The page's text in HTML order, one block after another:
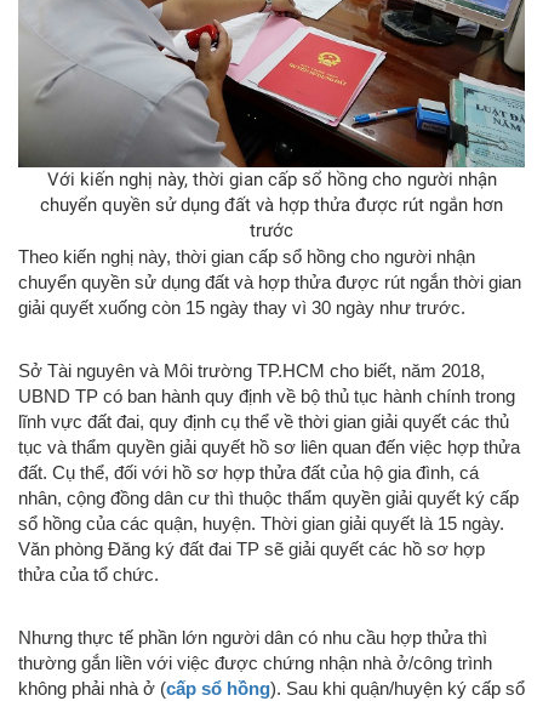
Với kiến nghị này, thời gian cấp sổ hồng cho người nhận
chuyển quyền sử dụng đất và hợp thửa được rút ngắn hơn
trước
Theo kiến nghị này, thời gian cấp sổ hồng cho người nhận
chuyển quyền sử dụng đất và hợp thửa được rút ngắn thời gian
giải quyết xuống còn 15 ngày thay vì 30 ngày như trước.
Sở Tài nguyên và Môi trường TP.HCM cho biết, năm 2018,
UBND TP có ban hành quy định về bộ thủ tục hành chính trong
lĩnh vực đất đai, quy định cụ thể về thời gian giải quyết các thủ
tục và thẩm quyền giải quyết hồ sơ liên quan đến việc hợp thửa
đất. Cụ thể, đối với hồ sơ hợp thửa đất của hộ gia đình, cá
nhân, cộng đồng dân cư thì thuộc thẩm quyền giải quyết ký cấp
sổ hồng của các quận, huyện. Thời gian giải quyết là 15 ngày.
Văn phòng Đăng ký đất đai TP sẽ giải quyết các hồ sơ hợp
thửa của tổ chức.
Nhưng thực tế phần lớn người dân có nhu cầu hợp thửa thì
thường gắn liền với việc được chứng nhận nhà ở/công trình
không phải nhà ở (cấp sổ hồng). Sau khi quận/huyện ký cấp sổ